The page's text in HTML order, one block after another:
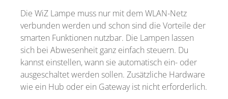
Die WiZ Lampe muss nur mit dem WLAN-Netz
verbunden werden und schon sind die Vorteile der
smarten Funktionen nutzbar. Die Lampen lassen
sich bei Abwesenheit ganz einfach steuern. Du
kannst einstellen, wann sie automatisch ein- oder
ausgeschaltet werden sollen. Zusätzliche Hardware
wie ein Hub oder ein Gateway ist nicht erforderlich.